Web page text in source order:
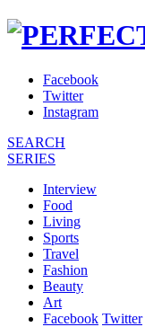
Facebook
Twitter
Instagram
SEARCH
SERIES
Interview
Food
Living
Sports
Travel
Fashion
Beauty
Art
Facebook Twitter